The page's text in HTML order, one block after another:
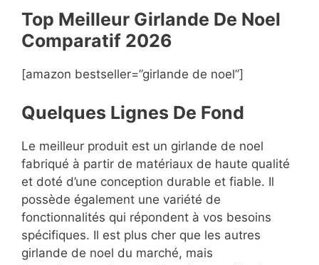
Top Meilleur Girlande De Noel
Comparatif 2026
[amazon bestseller=”girlande de noel”]
Quelques Lignes De Fond
Le meilleur produit est un girlande de noel
fabriqué à partir de matériaux de haute qualité
et doté d’une conception durable et fiable. Il
possède également une variété de
fonctionnalités qui répondent à vos besoins
spécifiques. Il est plus cher que les autres
girlande de noel du marché, mais